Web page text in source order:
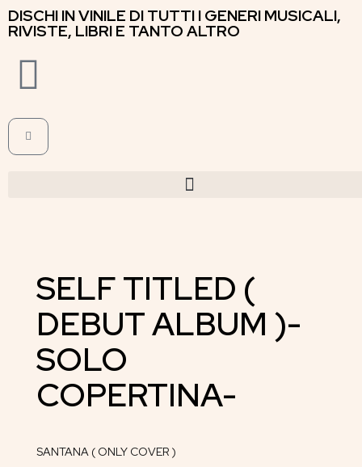
DISCHI IN VINILE DI TUTTI I GENERI MUSICALI,
RIVISTE, LIBRI E TANTO ALTRO
SELF TITLED (
DEBUT ALBUM )-
SOLO
COPERTINA-
SANTANA ( ONLY COVER )